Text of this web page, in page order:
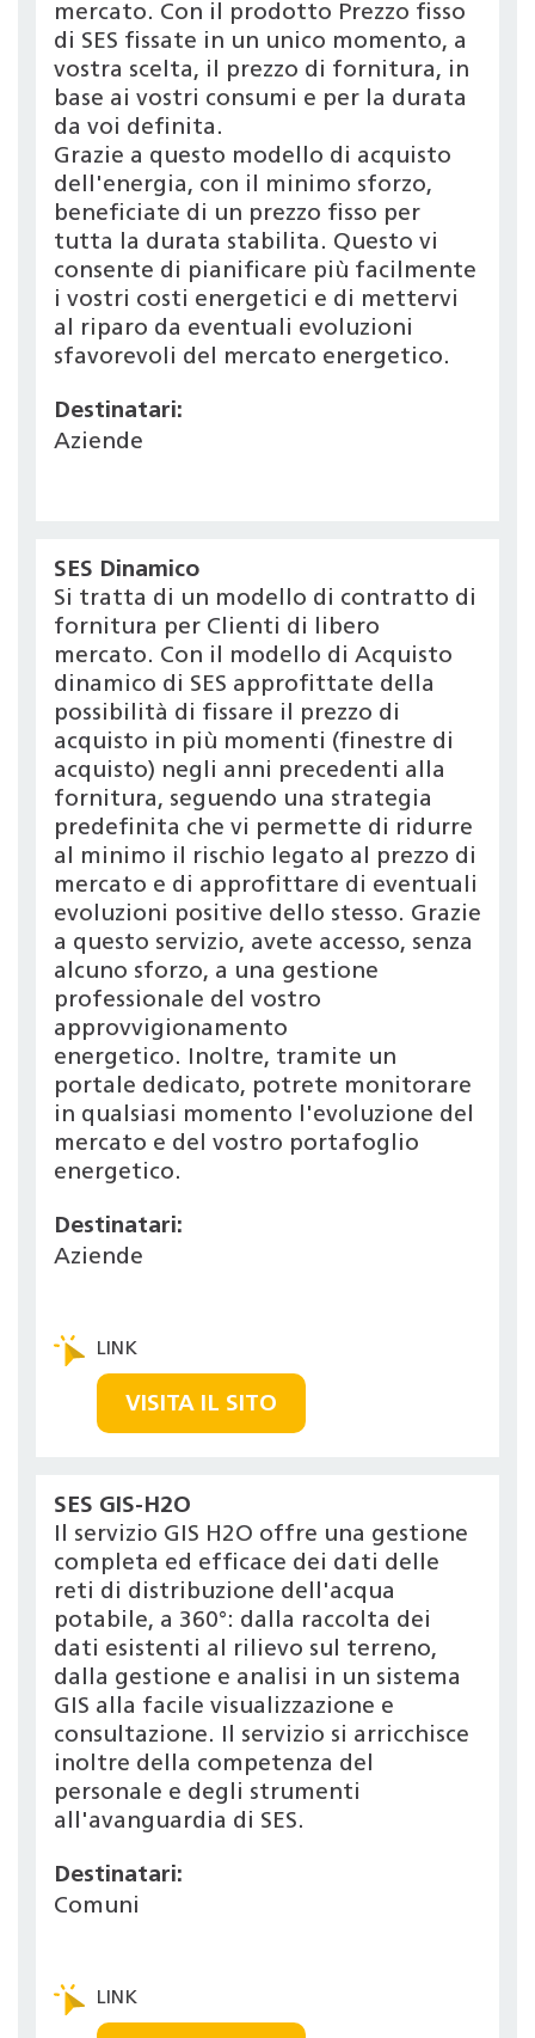
mercato. Con il prodotto Prezzo fisso
di SES fissate in un unico momento, a
vostra scelta, il prezzo di fornitura, in
base ai vostri consumi e per la durata
da voi definita.
Grazie a questo modello di acquisto
dell'energia, con il minimo sforzo,
beneficiate di un prezzo fisso per
tutta la durata stabilita. Questo vi
consente di pianificare più facilmente
i vostri costi energetici e di mettervi
al riparo da eventuali evoluzioni
sfavorevoli del mercato energetico.
Destinatari:
Aziende
SES Dinamico
Si tratta di un modello di contratto di
fornitura per Clienti di libero
mercato. Con il modello di Acquisto
dinamico di SES approfittate della
possibilità di fissare il prezzo di
acquisto in più momenti (finestre di
acquisto) negli anni precedenti alla
fornitura, seguendo una strategia
predefinita che vi permette di ridurre
al minimo il rischio legato al prezzo di
mercato e di approfittare di eventuali
evoluzioni positive dello stesso. Grazie
a questo servizio, avete accesso, senza
alcuno sforzo, a una gestione
professionale del vostro
approvvigionamento
energetico. Inoltre, tramite un
portale dedicato, potrete monitorare
in qualsiasi momento l'evoluzione del
mercato e del vostro portafoglio
energetico.
Destinatari:
Aziende
VISITA IL SITO
SES GIS-H2O
Il servizio GIS H2O offre una gestione
completa ed efficace dei dati delle
reti di distribuzione dell'acqua
potabile, a 360°: dalla raccolta dei
dati esistenti al rilievo sul terreno,
dalla gestione e analisi in un sistema
GIS alla facile visualizzazione e
consultazione. Il servizio si arricchisce
inoltre della competenza del
personale e degli strumenti
all'avanguardia di SES.
Destinatari:
Comuni